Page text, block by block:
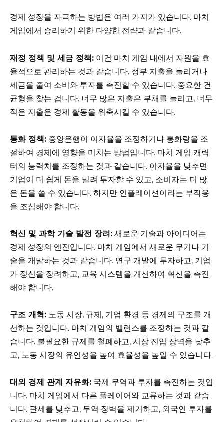
경제 성장을 자극하는 방법은 여러 가지가 있습니다. 마치
게임에서 승리하기 위한 다양한 전략과 같습니다.
재정 정책 및 세금 정책: 이건 마치 게임 내에서 자원을 효
율적으로 관리하는 것과 같습니다. 정부 지출을 늘리거나
세금을 줄여 소비와 투자를 촉진할 수 있습니다. 중요한 건
균형을 찾는 겁니다. 너무 많은 지출은 부채를 늘리고, 너무
적은 지출은 경제 활동을 위축시킬 수 있습니다.
통화 정책: 중앙은행이 이자율을 조정하거나 통화량을 조
절하여 경제에 영향을 미치는 방법입니다. 마치 게임 캐릭
터의 능력치를 조정하는 것과 같습니다. 이자율을 낮추면
기업이 더 쉽게 돈을 빌려 투자할 수 있고, 소비자는 더 많
은 돈을 쓸 수 있습니다. 하지만 인플레이션이라는 부작용
을 조심해야 합니다.
혁신 및 과학 기술 발전 장려: 새로운 기술과 아이디어는
경제 성장의 엔진입니다. 마치 게임에서 새로운 무기나 기
술을 개발하는 것과 같습니다. 연구 개발에 투자하고, 기업
가 정신을 장려하고, 교육 시스템을 개선하여 혁신을 촉진
해야 합니다.
구조 개혁: 노동 시장, 규제, 기업 환경 등 경제의 구조를 개
선하는 것입니다. 마치 게임의 밸런스를 조정하는 것과 같
습니다. 불필요한 규제를 철폐하고, 시장 진입 장벽을 낮추
고, 노동 시장의 유연성을 높여 효율성을 높일 수 있습니다.
대외 경제 관계 자유화: 국제 무역과 투자를 촉진하는 것입
니다. 마치 게임에서 다른 플레이어와 교류하는 것과 같습
니다. 관세를 낮추고, 무역 장벽을 제거하고, 외국인 투자를